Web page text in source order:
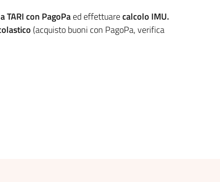
TARI con PagoPaed effettuarecalcolo IMU.
(acquisto buoni con PagoPa, verifica